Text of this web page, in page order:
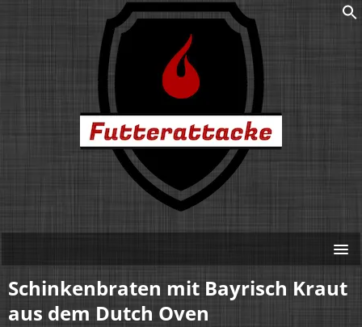
Schinkenbraten mit Bayrisch Kraut
aus dem Dutch Oven